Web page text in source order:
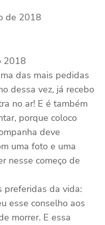
de 2018
das mais pedidas
dessa vez, já recebo
no ar! E é também
porque coloco
deve
uma foto e uma
nesse começo de
preferidas da vida:
esse conselho aos
morrer. E essa